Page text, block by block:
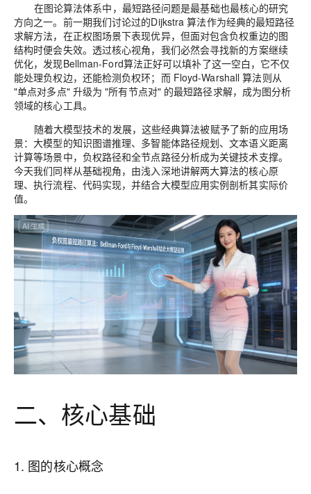
在图论算法体系中，最短路径问题是最基础也最核心的研究
方向之一。前一期我们讨论过的Dijkstra 算法作为经典的最短路径
求解方法，在正权图场景下表现优异，但面对包含负权重边的图
结构时便会失效。透过核心视角，我们必然会寻找新的方案继续
优化，发现Bellman-Ford算法正好可以填补了这一空白，它不仅
能处理负权边，还能检测负权环；而 Floyd-Warshall 算法则从
"单点对多点" 升级为 "所有节点对" 的最短路径求解，成为图分析
领域的核心工具。
随着大模型技术的发展，这些经典算法被赋予了新的应用场
景：大模型的知识图谱推理、多智能体路径规划、文本语义距离
计算等场景中，负权路径和全节点路径分析成为关键技术支撑。
今天我们同样从基础视角，由浅入深地讲解两大算法的核心原
理、执行流程、代码实现，并结合大模型应用实例剖析其实际价
值。
二、核心基础
1. 图的核心概念